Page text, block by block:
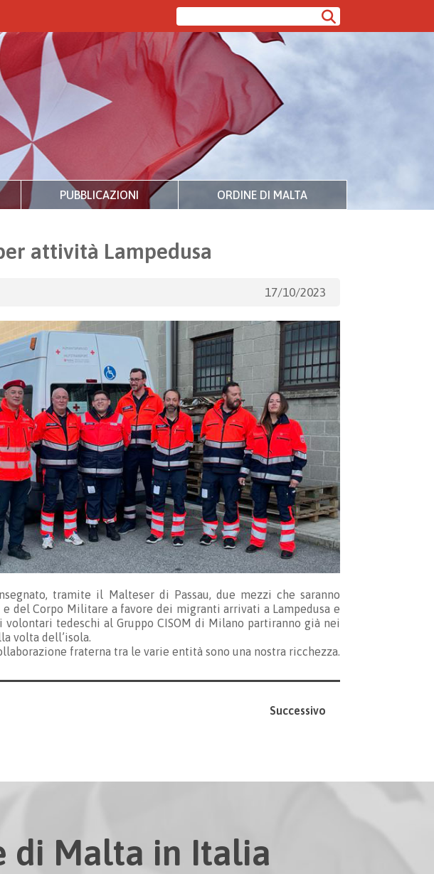
PUBBLICAZIONI ORDINE DI MALTA
attività Lampedusa
17/10/2023
tramite il Malteser di Passau, due mezzi che saranno
del Corpo Militare a favore dei migranti arrivati a Lampedusa e
tedeschi al Gruppo CISOM di Milano partiranno già nei
volta dell’isola.
fraterna tra le varie entità sono una nostra ricchezza.
Successivo
di Malta in Italia